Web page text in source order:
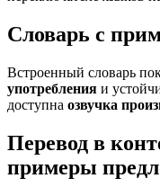
Словарь с
Встроенный словарь
употребления и
доступна озвучка
Перевод в
примеры